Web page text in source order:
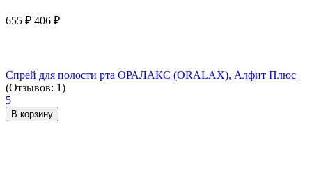
655 ₽ 406 ₽
Спрей для полости рта ОРАЛАКС (ORALAX), Алфит Плюс
(Отзывов: 1)
5
В корзину